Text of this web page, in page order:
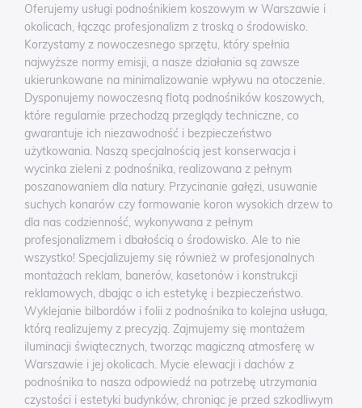
Oferujemy usługi podnośnikiem koszowym w Warszawie i
okolicach, łącząc profesjonalizm z troską o środowisko.
Korzystamy z nowoczesnego sprzętu, który spełnia
najwyższe normy emisji, a nasze działania są zawsze
ukierunkowane na minimalizowanie wpływu na otoczenie.
Dysponujemy nowoczesną flotą podnośników koszowych,
które regularnie przechodzą przeglądy techniczne, co
gwarantuje ich niezawodność i bezpieczeństwo
użytkowania. Naszą specjalnością jest konserwacja i
wycinka zieleni z podnośnika, realizowana z pełnym
poszanowaniem dla natury. Przycinanie gałęzi, usuwanie
suchych konarów czy formowanie koron wysokich drzew to
dla nas codzienność, wykonywana z pełnym
profesjonalizmem i dbałością o środowisko. Ale to nie
wszystko! Specjalizujemy się również w profesjonalnych
montażach reklam, banerów, kasetonów i konstrukcji
reklamowych, dbając o ich estetykę i bezpieczeństwo.
Wyklejanie bilbordów i folii z podnośnika to kolejna usługa,
którą realizujemy z precyzją. Zajmujemy się montażem
iluminacji świątecznych, tworząc magiczną atmosferę w
Warszawie i jej okolicach. Mycie elewacji i dachów z
podnośnika to nasza odpowiedź na potrzebę utrzymania
czystości i estetyki budynków, chroniąc je przed szkodliwym